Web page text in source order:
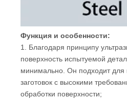
Функция и особенности:
1. Благодаря принципу
поверхность испытуемой
минимально. Он подходит для
заготовок с высокими
обработки поверхности;